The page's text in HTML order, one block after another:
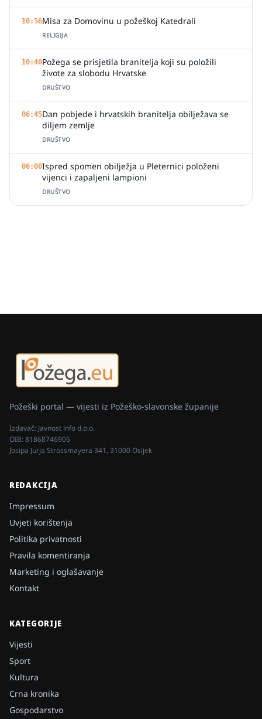
10:56Misa za Domovinu u požeškoj Katedrali
RELIGIJA
10:40Požega se prisjetila branitelja koji su položili
živote za slobodu Hrvatske
DRUŠTVO
06:45Dan pobjede i hrvatskih branitelja obilježava se
diljem zemlje
DRUŠTVO
06:00Ispred spomen obilježja u Pleternici položeni
vijenci i zapaljeni lampioni
DRUŠTVO
Požeški portal — vijesti iz Požeško-slavonske županije
Izdavač: Javnost info d.o.o.
OIB:81868746905
Josipa Jurja Strossmayera 341, 31000 Osijek
REDAKCIJA
Impressum
Uvjeti korištenja
Politika privatnosti
Pravila komentiranja
Marketing i oglašavanje
Kontakt
KATEGORIJE
Vijesti
Sport
Kultura
Crna kronika
Gospodarstvo